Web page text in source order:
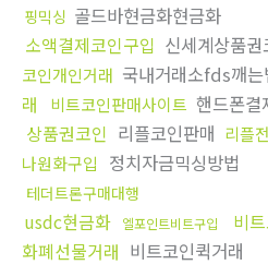
핑믹싱 골드바현금화현금화
소액결제코인구입 신세계상품권
코인개인거래 국내거래소fds깨는
래
비트코인판매사이트 핸드폰결
상품권코인 리플코인판매 리플
나원화구입
정치자금믹싱방법
테더트론구매대행
usdc현금화 엘포인트비트구입 비
화폐선물거래 비트코인퀵거래